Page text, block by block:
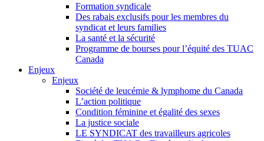
Formation syndicale
Des rabais exclusifs pour les membres du
syndicat et leurs families
La santé et la sécurité
Programme de bourses pour l’équité des TUAC
Canada
Enjeux
Enjeux
Société de leucémie & lymphome du Canada
L’action politique
Condition féminine et égalité des sexes
La justice sociale
LE SYNDICAT des travailleurs agricoles